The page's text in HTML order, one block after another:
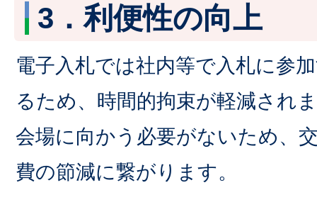
3．利便性の向上
電子入札では社内等で入札に参
るため、時間的拘束が軽減され
会場に向かう必要がないため、
費の節減に繋がります。